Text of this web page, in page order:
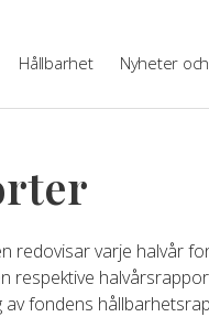
Hållbarhet Nyheter
redovisar varje halvår
respektive
av fondens